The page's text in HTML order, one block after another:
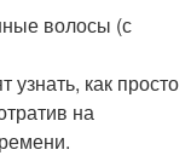
волосы (с
как просто
на